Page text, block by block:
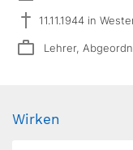
11.11.1944 in
Lehrer,
Wirken